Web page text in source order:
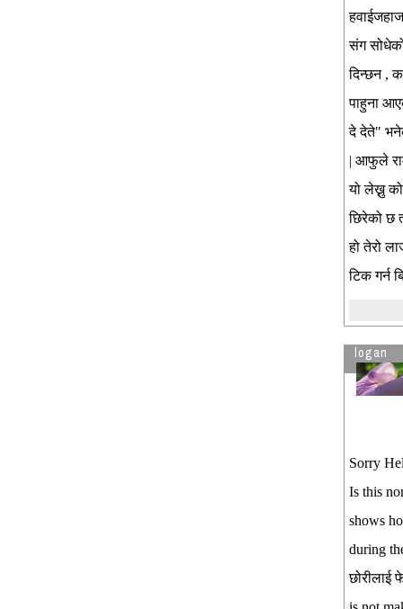
संग
दिन्छन ,
पाहुना
दे देते"
| आफुले
यो लेख्नु
छिरेको छ
हो तेरो
टिक गर्न
logan
Sorry
Is this
shows
during
छोरीलाई